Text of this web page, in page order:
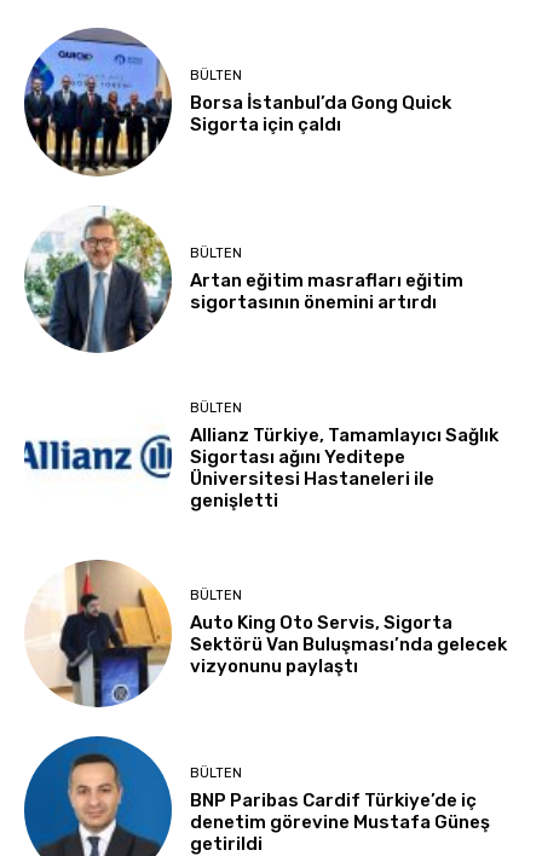
BÜLTEN
Borsa İstanbul’da Gong Quick
Sigorta için çaldı
BÜLTEN
Artan eğitim masrafları eğitim
sigortasının önemini artırdı
BÜLTEN
Allianz Türkiye, Tamamlayıcı Sağlık
Sigortası ağını Yeditepe
Üniversitesi Hastaneleri ile
genişletti
BÜLTEN
Auto King Oto Servis, Sigorta
Sektörü Van Buluşması’nda gelecek
vizyonunu paylaştı
BÜLTEN
BNP Paribas Cardif Türkiye’de iç
denetim görevine Mustafa Güneş
getirildi